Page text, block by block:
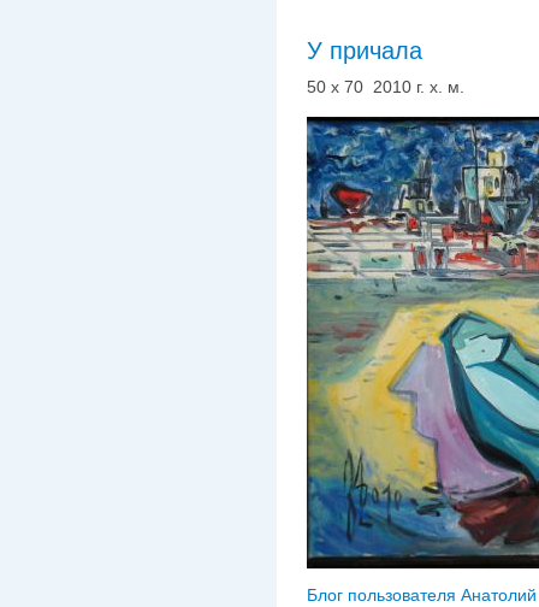
У причала
50 х 70 2010 г. х. м.
Блог пользователя